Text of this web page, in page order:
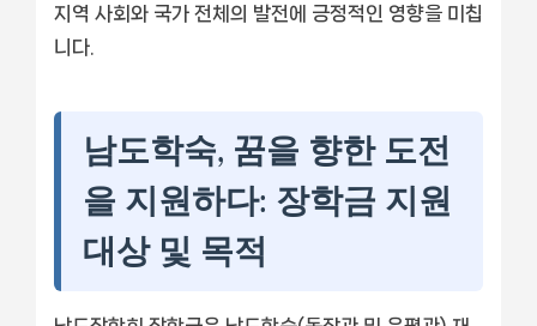
지역 사회와 국가 전체의 발전에 긍정적인 영향을 미칩
니다.
남도학숙, 꿈을 향한 도전
을 지원하다: 장학금 지원
대상 및 목적